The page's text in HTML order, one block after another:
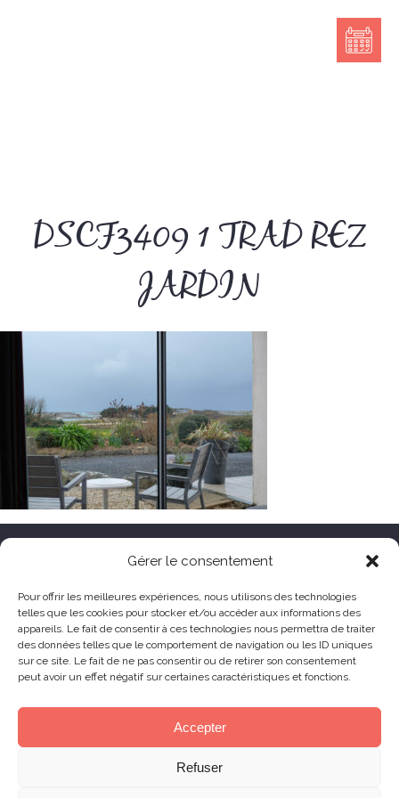
Gérer le consentement
Pour offrir les meilleures expériences, nous utilisons des technologies
telles que les cookies pour stocker et/ou accéder aux informations des
appareils. Le fait de consentir à ces technologies nous permettra de traiter
des données telles que le comportement de navigation ou les ID uniques
sur ce site. Le fait de ne pas consentir ou de retirer son consentement
peut avoir un effet négatif sur certaines caractéristiques et fonctions.
Accepter
Refuser
DSCF3409 1 TRAD REZ
JARDIN
HÔTEL LE TOËNO
Corniche de Goas Treiz
22560 Trébeurden France
+33 (0) 2 96 23 68 78
contact@hoteltoeno.com